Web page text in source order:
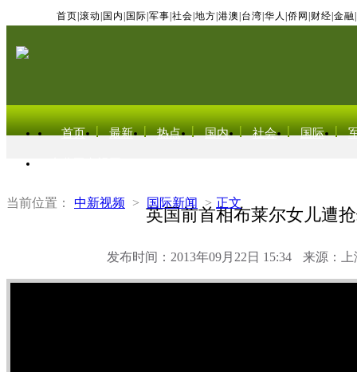
首页 滚动 国内 国际 军事 社会 地方 港澳 台湾 华人 侨网 财经 金融
首页 最新 热点 国内 社会 国际
当前位置： 中新视频 > 国际新闻 > 正文
英国前首相布莱尔女儿遭
发布时间：2013年09月22日 15:34 来源：上